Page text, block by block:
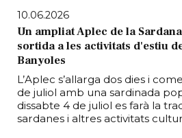
10.06.2026
Un ampliat Aplec de la
sortida a les activitats d'estiu
Banyoles
L’Aplec s’allarga dos dies i
de juliol amb una sardinada
dissabte 4 de juliol es farà la
sardanes i altres activitats